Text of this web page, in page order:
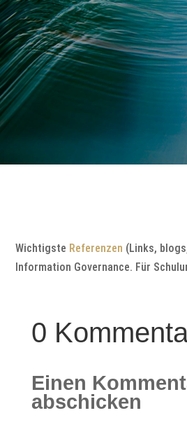
24.2.2015|Datenstrategie &
Kommentare
Wichtigste Referenzen (Links,
Information Governance. Für
0
Einen
abschicken